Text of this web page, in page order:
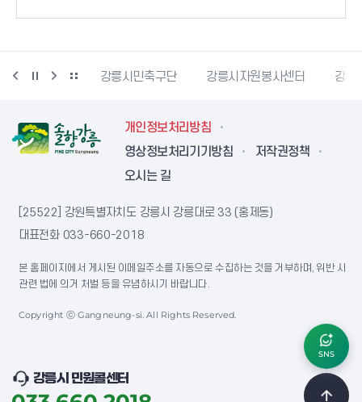
재난안전포털 강릉시민축구단 강릉시자원봉사센터 강릉
개인정보처리방침
영상정보처리기기방침
저작권정책
오시는 길
[25522] 강원특별자치도 강릉시 강릉대로 33 (홍제동)
대표전화 033-660-2018
본 홈페이지에서 게시된 이메일주소를 자동으로 수집하는 것을 거부하며, 위반 시
관련 법에 의거 처벌 등을 유념하시기 바랍니다.
Copyright ⓒ Gangneung-si. All Rights Reserved.
강릉시 민원콜센터
SNS